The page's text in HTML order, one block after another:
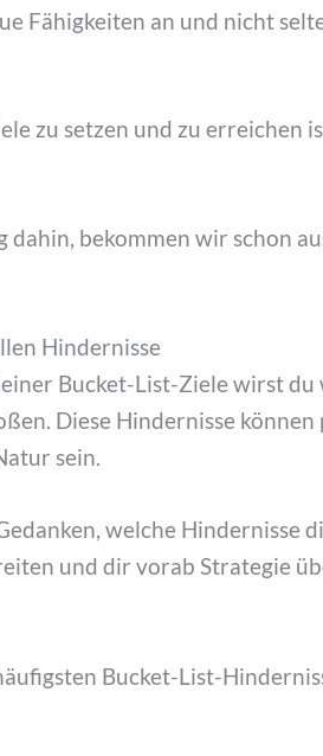
Fähigkeiten an und nicht
zu setzen und zu erreichen
dahin, bekommen wir schon
Hindernisse
Bucket-List-Ziele wirst
Diese Hindernisse können
sein.
welche Hindernisse
und dir vorab Strategie
Bucket-List-